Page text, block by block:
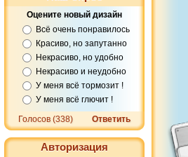
Оцените новый дизайн
Всё очень понравилось
Красиво, но запутанно
Некрасиво, но удобно
Некрасиво и неудобно
У меня всё тормозит !
У меня всё глючит !
Голосов (338)
Ответить
Авторизация